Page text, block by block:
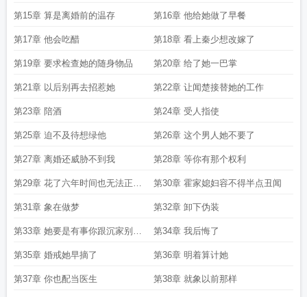
第15章 算是离婚前的温存 第16章 他给她做了早餐
第17章 他会吃醋 第18章 看上秦少想改嫁了
第19章 要求检查她的随身物品 第20章 给了她一巴掌
第21章 以后别再去招惹她 第22章 让闻楚接替她的工作
第23章 陪酒 第24章 受人指使
第25章 迫不及待想绿他 第26章 这个男人她不要了
第27章 离婚还威胁不到我 第28章 等你有那个权利
第29章 花了六年时间也无法正大
光明
第30章 霍家媳妇容不得半点丑闻
第31章 象在做梦 第32章 卸下伪装
第33章 她要是有事你跟沉家别想
安逸
第34章 我后悔了
第35章 婚戒她早摘了 第36章 明着算计她
第37章 你也配当医生 第38章 就象以前那样